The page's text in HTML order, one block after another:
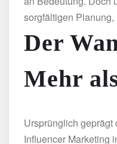
sorgfältigen
Der
Mehr
Ursprünglich geprägt
Influencer Marketing